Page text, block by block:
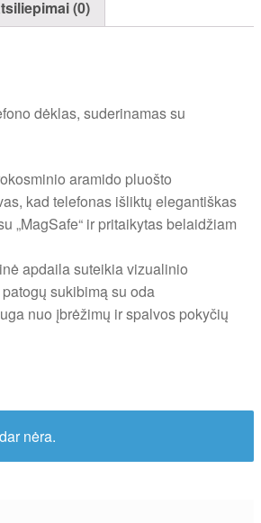
(0)
dėklas, suderinamas su
aramido pluošto
kad telefonas išliktų elegantiškas
„MagSafe“ ir pritaikytas belaidžiam
apdaila suteikia vizualinio
sukibimą su oda
nuo įbrėžimų ir spalvos pokyčių
nėra.